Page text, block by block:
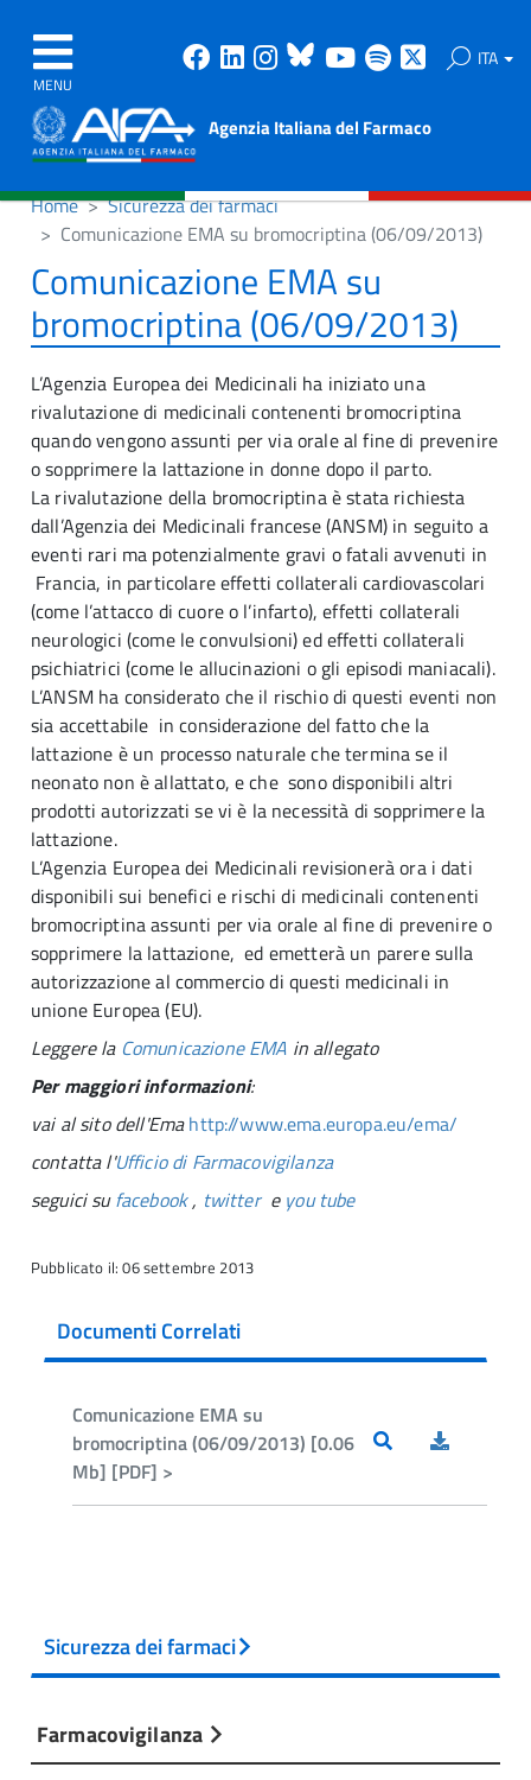
MENU
Facebook
Linkedin
Instagram
Bluesky
Youtube
Spotify ITA
Agenzia Italiana del Farmaco
Home
Sicurezza dei farmaci
Comunicazione EMA su bromocriptina (06/09/2013)
Comunicazione EMA su
bromocriptina (06/09/2013)
L’Agenzia Europea dei Medicinali ha iniziato una
rivalutazione di medicinali contenenti bromocriptina
quando vengono assunti per via orale al fine di prevenire
o sopprimere la lattazione in donne dopo il parto.
La rivalutazione della bromocriptina è stata richiesta
dall’Agenzia dei Medicinali francese (ANSM) in seguito a
eventi rari ma potenzialmente gravi o fatali avvenuti in
Francia, in particolare effetti collaterali cardiovascolari
(come l’attacco di cuore o l’infarto), effetti collaterali
neurologici (come le convulsioni) ed effetti collaterali
psichiatrici (come le allucinazioni o gli episodi maniacali).
L’ANSM ha considerato che il rischio di questi eventi non
sia accettabile in considerazione del fatto che la
lattazione è un processo naturale che termina se il
neonato non è allattato, e che sono disponibili altri
prodotti autorizzati se vi è la necessità di sopprimere la
lattazione.
L’Agenzia Europea dei Medicinali revisionerà ora i dati
disponibili sui benefici e rischi di medicinali contenenti
bromocriptina assunti per via orale al fine di prevenire o
sopprimere la lattazione, ed emetterà un parere sulla
autorizzazione al commercio di questi medicinali in
unione Europea (EU).
Leggere la Comunicazione EMA in allegato
Per maggiori informazioni:
vai al sito dell'Emahttp://www.ema.europa.eu/ema/
contatta l'Ufficio di Farmacovigilanza
seguici sufacebook, twitter e you tube
Pubblicato il: 06 settembre 2013
Documenti Correlati
Comunicazione EMA su
bromocriptina (06/09/2013) [0.06
Mb] [PDF] >
Sicurezza dei farmaci
Farmacovigilanza